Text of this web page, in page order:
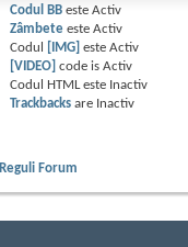
Codul BB esteActiv
Zâmbete esteActiv
Codul
[IMG] esteActiv
[VIDEO] code isActiv
Codul HTML este Inactiv
Trackbacks are Inactiv
Reguli Forum